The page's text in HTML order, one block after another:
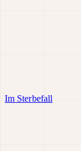
Im Sterbefall